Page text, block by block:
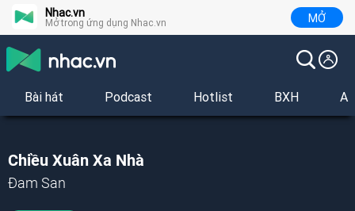
Nhac.vn
Mở trong ứng dụng Nhac.vn MỞ
Bài hát Podcast Hotlist BXH
Chiều Xuân Xa Nhà
Đam San